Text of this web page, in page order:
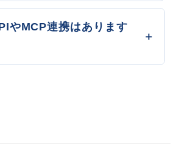
やMCP連携はあります